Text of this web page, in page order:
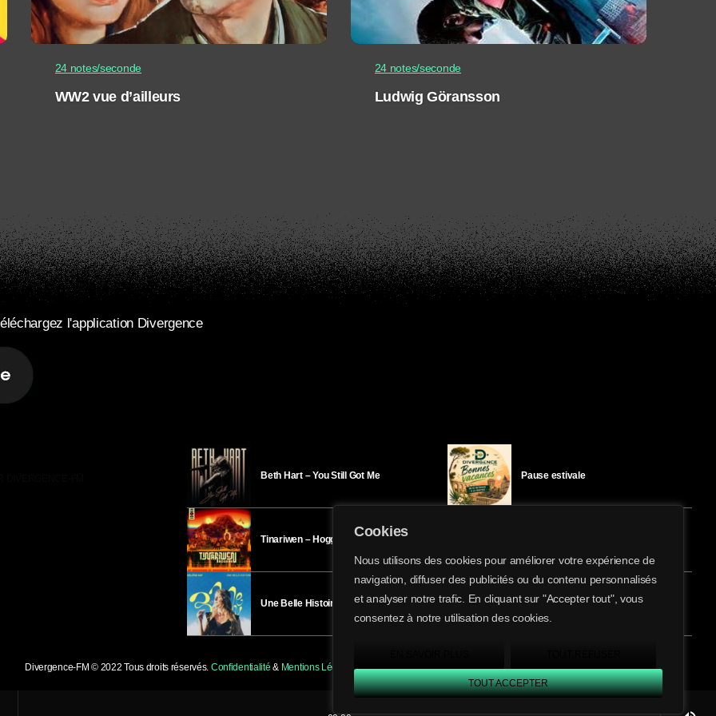
Cookies
Nous utilisons des cookies pour améliorer votre expérience de
navigation, diffuser des publicités ou du contenu personnalisés
et analyser notre trafic. En cliquant sur "Accepter tout", vous
consentez à notre utilisation des cookies.
TOUT ACCEPTER
share
email
24 notes/seconde
WW2 vue d’ailleurs
24 notes/seconde
Ludwig Göransson
l'application Divergence
Beth Hart – You Still Got Me
Tinariwen – Hoggar
Une Belle Histoire – Héloïse Bay
Pause estivale
Ici l’Ombre – mardi 28 juillet
Divergence-FM © 2022 Tous droits réservés. Confidentialité & Mentions Légales.